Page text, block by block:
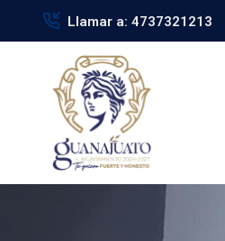
Llamar a: 4737321213